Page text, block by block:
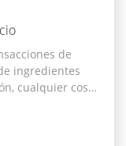
de
ingredientes
cualquier cosa
de servicio
higiene y